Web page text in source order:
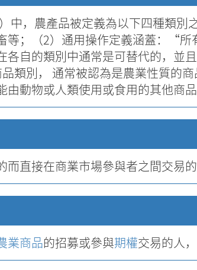
中，農產品被定義為以下四種類別
等；（2）通用操作定義涵蓋：“
各自的類別中通常是可替代的，並
類別， 通常被認為是農業性質的
由動物或人類使用或食用的其他商
而直接在商業市場參與者之間交易
業商品的招募或參與期權交易的人